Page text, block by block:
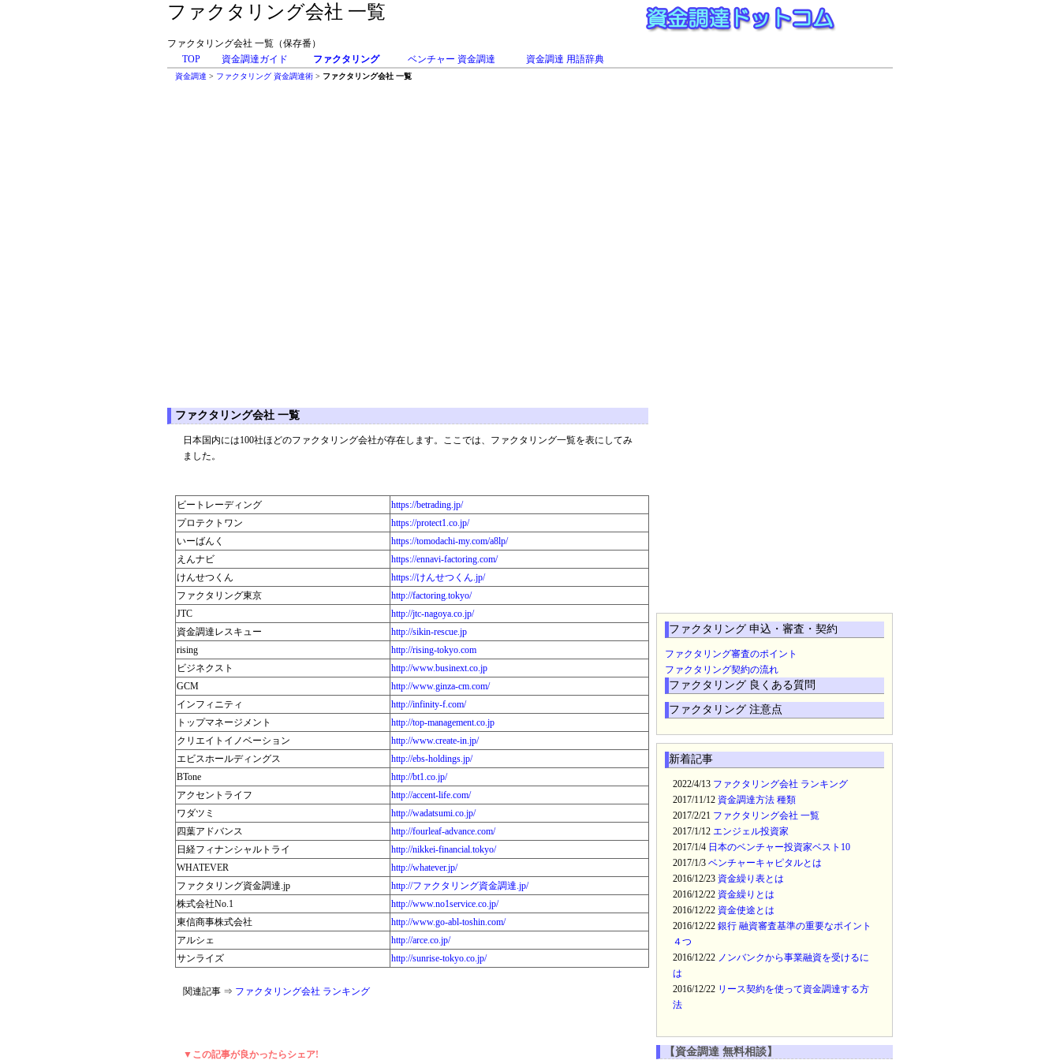
ファクタリング会社 一覧
ファクタリング会社 一覧（保存番）
TOP
資金調達ガイド ファクタリング ベンチャー 資金調達 資金調達 用語辞典
資金調達 > ファクタリング 資金調達術 > ファクタリング会社 一覧
ファクタリング会社 一覧
日本国内には100社ほどのファクタリング会社が存在します。ここでは、ファクタリング一覧を表にしてみ
ました。
ビートレーディング
https://betrading.jp/
プロテクトワン
https://protect1.co.jp/
いーばんく
https://tomodachi-my.com/a8lp/
えんナビ
https://ennavi-factoring.com/
けんせつくん
https://けんせつくん.jp/
ファクタリング東京
http://factoring.tokyo/
JTC
http://jtc-nagoya.co.jp/
資金調達レスキュー
http://sikin-rescue.jp
rising
http://rising-tokyo.com
ビジネクスト
http://www.businext.co.jp
GCM
http://www.ginza-cm.com/
インフィニティ
http://infinity-f.com/
トップマネージメント
http://top-management.co.jp
クリエイトイノベーション
http://www.create-in.jp/
エビスホールディングス
http://ebs-holdings.jp/
BTone
http://bt1.co.jp/
アクセントライフ
http://accent-life.com/
ワダツミ
http://wadatsumi.co.jp/
四葉アドバンス
http://fourleaf-advance.com/
日経フィナンシャルトライ
http://nikkei-financial.tokyo/
WHATEVER
http://whatever.jp/
ファクタリング資金調達.jp
http://ファクタリング資金調達.jp/
株式会社No.1
http://www.no1service.co.jp/
東信商事株式会社
http://www.go-abl-toshin.com/
アルシェ
http://arce.co.jp/
サンライズ
http://sunrise-tokyo.co.jp/
関連記事 ⇒ ファクタリング会社 ランキング
▼この記事が良かったらシェア!
ファクタリング 申込・審査・契約
ファクタリング審査のポイント
ファクタリング契約の流れ
ファクタリング 良くある質問
ファクタリング 注意点
新着記事
2022/4/13 ファクタリング会社 ランキング
2017/11/12 資金調達方法 種類
2017/2/21 ファクタリング会社 一覧
2017/1/12 エンジェル投資家
2017/1/4 日本のベンチャー投資家ベスト10
2017/1/3 ベンチャーキャピタルとは
2016/12/23 資金繰り表とは
2016/12/22 資金繰りとは
2016/12/22 資金使途とは
2016/12/22 銀行 融資審査基準の重要なポイント
４つ
2016/12/22 ノンバンクから事業融資を受けるに
は
2016/12/22 リース契約を使って資金調達する方
法
【資金調達 無料相談】